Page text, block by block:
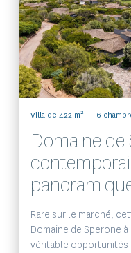
Villa de 422 m2— 6
Domaine
Rare sur le marché,
Domaine de Sperone
véritable opportunités